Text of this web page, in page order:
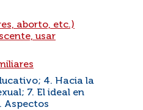
aborto, etc.)
usar
4. Hacia la
7. El ideal en
Aspectos